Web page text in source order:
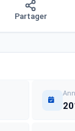
Partager